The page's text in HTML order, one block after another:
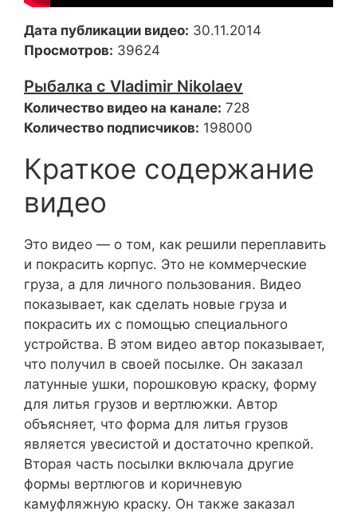
Дата публикации видео: 30.11.2014
Просмотров: 39624
Рыбалка с Vladimir Nikolaev
Количество видео на канале: 728
Количество подписчиков: 198000
Краткое содержание
видео
Это видео — о том, как решили переплавить
и покрасить корпус. Это не коммерческие
груза, а для личного пользования. Видео
показывает, как сделать новые груза и
покрасить их с помощью специального
устройства. В этом видео автор показывает,
что получил в своей посылке. Он заказал
латунные ушки, порошковую краску, форму
для литья грузов и вертлюжки. Автор
объясняет, что форма для литья грузов
является увесистой и достаточно крепкой.
Вторая часть посылки включала другие
формы вертлюгов и коричневую
камуфляжную краску. Он также заказал